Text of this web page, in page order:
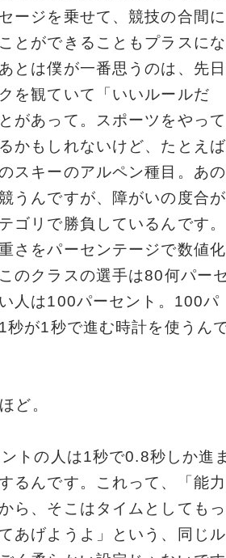
ージを乗せて、競技の合間に
とができることもプラスにな
とは僕が一番思うのは、先日
を観ていて「いいルールだ
があって。スポーツをやって
かもしれないけど、たとえば
スキーのアルペン種目。あの
うんですが、障がいの度合が
ゴリで勝負しているんです。
さをパーセンテージで数値化
のクラスの選手は80何パー
人は100パーセント。100パ
秒が1秒で進む時計を使うん
ど。
トの人は1秒で0.8秒しか進
るんです。これって、「能力
ら、そこはタイムとしてもっ
あげようよ」という、同じル